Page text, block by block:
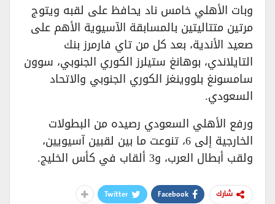
وبات الأهلي خامس ناد يحافظ على لقبه ويتوج
مرتين متتاليتين بالمسابقة الآسيوية الأهم على
صعيد الأندية، بعد كل من تاي فارمرز بنك
التايلاندي، بوهانغ ستيلرز الكوري الجنوبي، سوون
سامسونغ بلووينغز الكوري الجنوبي والاتحاد
السعودي.
ورفع الأهلي السعودي رصيده من البطولات
الخارجية إلى 6، تنوعت ما بين لقبين آسيويين،
ولقب أبطال العرب، و3 ألقاب في كأس الخليج.
شارك Facebook
Twitter